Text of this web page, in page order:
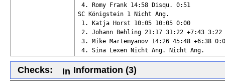
4. Romy Frank 14:58 Disqu. 0:51
SC Königstein 1 Nicht Ang.
1. Katja Horst 10:05 10:05 0:00
2. Johann Behling 21:17 31:22 +7:43 3:22
3. Mike Martemyanov 14:26 45:48 +6:38
4. Sina Lexen Nicht Ang. Nicht Ang.
Checks: Information (3)